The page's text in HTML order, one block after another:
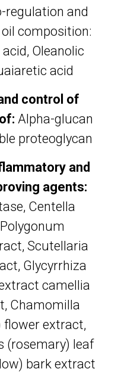
regulation and
composition:
Oleanolic
acid
control of
Alpha-glucan
proteoglycan
and
agents:
Centella
Scutellaria
Glycyrrhiza
camellia
Chamomilla
extract,
(rosemary) leaf
bark extract